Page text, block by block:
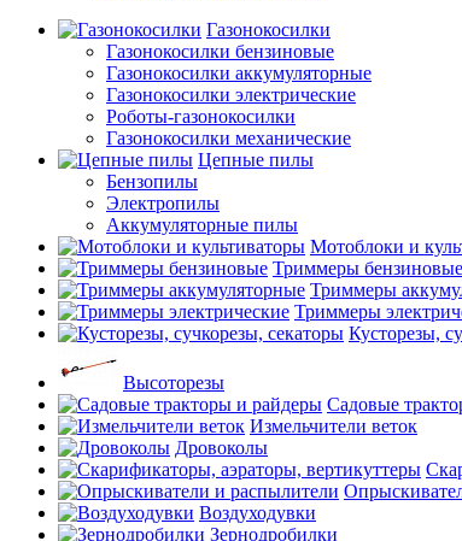
Газонокосилки
Газонокосилки бензиновые
Газонокосилки аккумуляторные
Газонокосилки электрические
Роботы-газонокосилки
Газонокосилки механические
Цепные пилы
Бензопилы
Электропилы
Аккумуляторные пилы
Мотоблоки и
Триммеры бензиновые
Триммеры
Триммеры
Кусторезы,
Высоторезы
Садовые
Измельчители веток
Дровоколы
Воздуходувки
Зернодробилки